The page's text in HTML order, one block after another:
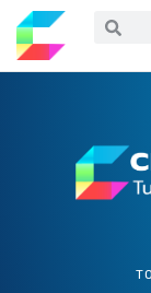
contenido
Buscar